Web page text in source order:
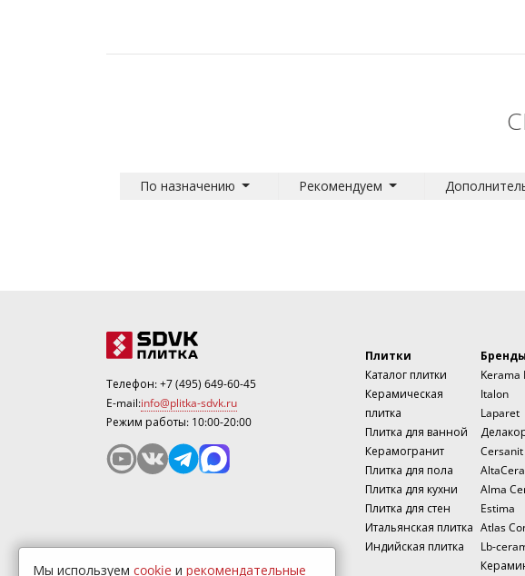
По назначению Рекомендуем
Телефон:+7 (495) 649-60-45
E-mail:info@plitka-sdvk.ru
Режим работы: 10:00-20:00
Плитки
Каталог плитки
Керамическая
плитка
Плитка для ванной
Керамогранит
Плитка для пола
Плитка для кухни
Плитка для стен
Итальянская плитка
Индийская плитка
Бренды
Kerama
Italon
Laparet
Cersanit
AltaCera
Alma
Estima
Atlas
Lb-
Мы используем cookie и рекомендательные